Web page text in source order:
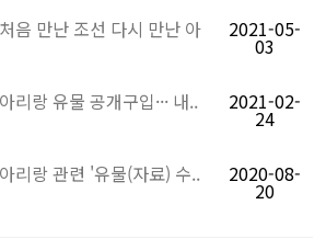
음 만난 조선 다시 만난 아
2021-05-
03
리랑 유물 공개구입··· 내.. 2021-02-
24
리랑 관련 '유물(자료) 수.. 2020-08-
20